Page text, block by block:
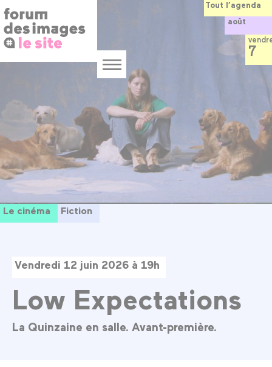
au
contenu
principal
Menu
Le cinéma Fiction
Vendredi 12 juin 2026 à 19h
Low Expectations
La Quinzaine en salle. Avant-première.
Tout l’agenda
août
7